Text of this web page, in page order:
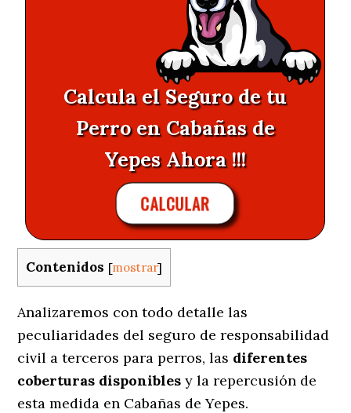
Calcula el Seguro de tu
Perro en Cabañas de
Yepes Ahora !!!
CALCULAR
Contenidos [mostrar]
Analizaremos con todo detalle las
peculiaridades del seguro de responsabilidad
civil a terceros para perros, las diferentes
coberturas disponibles y la repercusión de
esta medida en Cabañas de Yepes.